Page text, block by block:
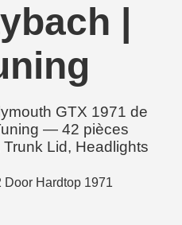
|
GTX 1971 de
— 42 pièces
Lid, Headlights